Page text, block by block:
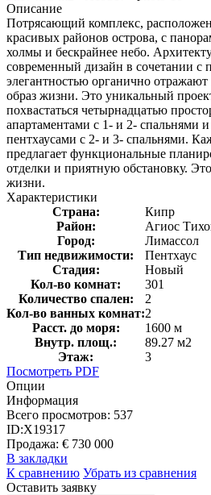
Описание
Потрясающий комплекс,
красивых районов острова, с
холмы и бескрайнее небо.
современный дизайн в сочетании с
элегантностью органично
образ жизни. Это уникальный
похвастаться четырнадцатью
апартаментами с 1- и 2- спальнями
пентхаусами с 2- и 3- спальнями.
предлагает функциональные
отделки и приятную обстановку.
жизни.
Характеристики
Страна:
Кипр
Район:
Агиос
Город:
Лимассол
Тип недвижимости:
Пентхаус
Стадия:
Новый
Кол-во комнат:
301
Количество спален:
2
Кол-во ванных комнат:2
Расст. до моря:
1600 м
Внутр. площ.:
89.27 м2
Этаж:
3
Посмотреть PDF
Опции
Информация
Всего просмотров: 537
ID:X19317
Продажа: € 730 000
В закладки
К сравнению Убрать из сравнения
Оставить заявку